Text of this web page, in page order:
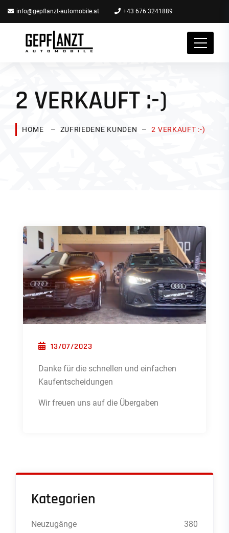
info@gepflanzt-automobile.at +43 676 3241889
2 VERKAUFT :-)
HOME ZUFRIEDENE KUNDEN 2 VERKAUFT :-)
POSTED ON
13/07/2023
Danke für die schnellen und einfachen
Kaufentscheidungen
Wir freuen uns auf die Übergaben
Kategorien
Neuzugänge 380